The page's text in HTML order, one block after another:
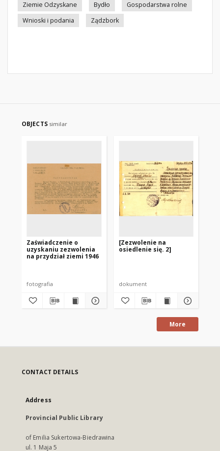
Ziemie Odzyskane
Bydło
Gospodarstwa rolne
Wnioski i podania
Ządzbork
OBJECTS similar
Zaświadczenie o
uzyskaniu zezwolenia
na przydział ziemi 1946
fotografia
[Zezwolenie na
osiedlenie się. 2]
dokument
More
CONTACT DETAILS
Address
Provincial Public Library
of Emilia Sukertowa-Biedrawina
ul. 1 Maja 5